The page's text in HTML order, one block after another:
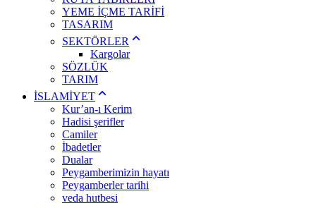
YEME İÇME TARİFİ
TASARIM
SEKTÖRLER
Kargolar
SÖZLÜK
TARIM
İSLAMİYET
Kur’an-ı Kerim
Hadisi şerifler
Camiler
İbadetler
Dualar
Peygamberimizin hayatı
Peygamberler tarihi
veda hutbesi